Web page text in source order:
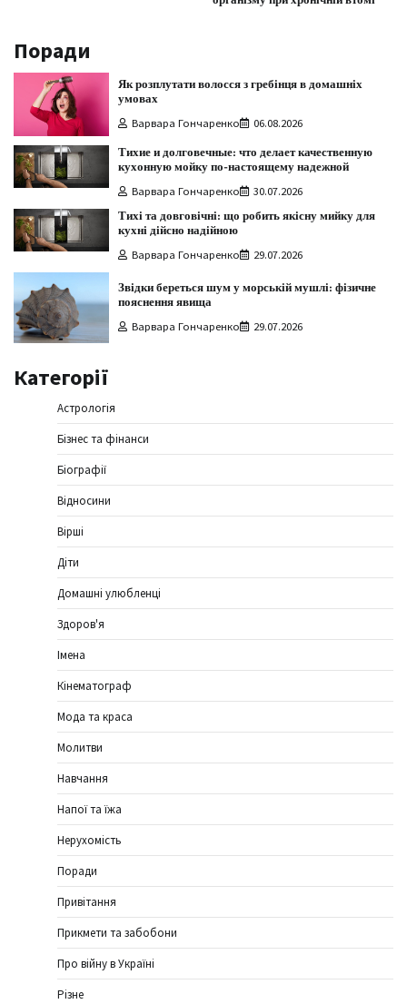
Поради
Як розплутати волосся з гребінця в домашніх
умовах
Варвара Гончаренко 06.08.2026
Тихие и долговечные: что делает качественную
кухонную мойку по-настоящему надежной
Варвара Гончаренко 30.07.2026
Тихі та довговічні: що робить якісну мийку для
кухні дійсно надійною
Варвара Гончаренко 29.07.2026
Звідки береться шум у морській мушлі: фізичне
пояснення явища
Варвара Гончаренко 29.07.2026
Категорії
Астрологія
Бізнес та фінанси
Біографії
Відносини
Вірші
Діти
Домашні улюбленці
Здоров'я
Імена
Кінематограф
Мода та краса
Молитви
Навчання
Напої та їжа
Нерухомість
Поради
Привітання
Прикмети та забобони
Про війну в Україні
Різне